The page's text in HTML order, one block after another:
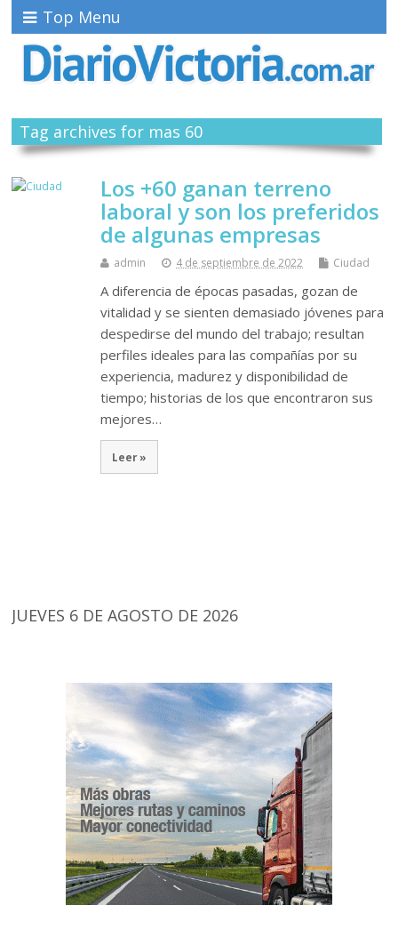
Top Menu
Tag archives for mas 60
Los +60 ganan terreno
laboral y son los preferidos
de algunas empresas
admin 4 de septiembre de 2022 Ciudad
A diferencia de épocas pasadas, gozan de
vitalidad y se sienten demasiado jóvenes para
despedirse del mundo del trabajo; resultan
perfiles ideales para las compañías por su
experiencia, madurez y disponibilidad de
tiempo; historias de los que encontraron sus
mejores…
Leer »
JUEVES 6 DE AGOSTO DE 2026